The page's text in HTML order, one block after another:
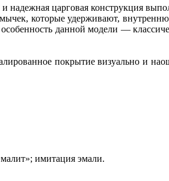
надежная царговая конструкция
которые удерживают,
данной модели —
покрытие визуально и
имитация эмали.